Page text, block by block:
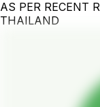
AS PER RECENT
THAILAND